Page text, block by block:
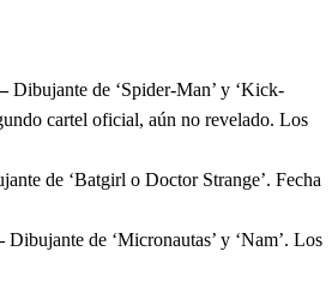
Dibujante de ‘Spider-Man’ y ‘Kick-
cartel oficial, aún no revelado. Los
de ‘Batgirl o Doctor Strange’. Fecha
Dibujante de ‘Micronautas’ y ‘Nam’. Los